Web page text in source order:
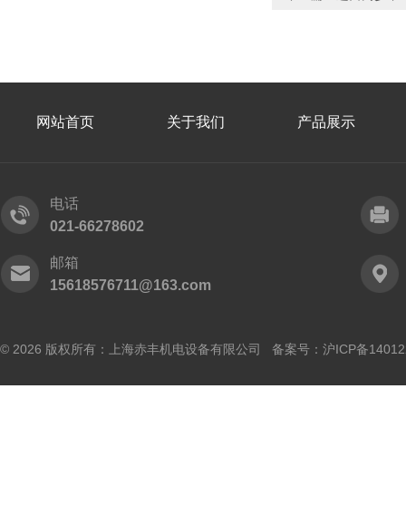
网站首页 关于我们 产品展示
电话
021-66278602
邮箱
15618576711@163.com
© 2026 版权所有：上海赤丰机电设备有限公司 备案号： 沪ICP备